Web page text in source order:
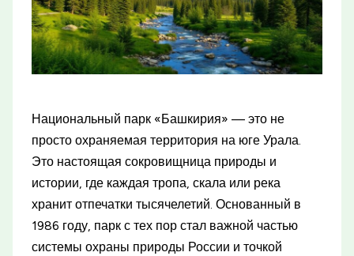
Национальный парк «Башкирия» — это не
просто охраняемая территория на юге Урала.
Это настоящая сокровищница природы и
истории, где каждая тропа, скала или река
хранит отпечатки тысячелетий. Основанный в
1986 году, парк с тех пор стал важной частью
системы охраны природы России и точкой